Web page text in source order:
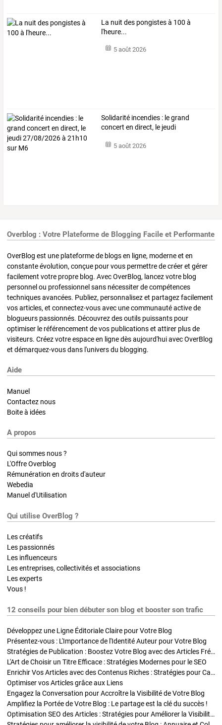
La nuit des pongistes à 100 à
l'heure...
5 août 2026
Solidarité incendies : legrand
concert en direct, le jeudi
5 août 2026
Overblog : Votre Plateforme de Blogging Facile et Performante
OverBlog est une plateforme de blogs en ligne, moderne et en
constante évolution, conçue pour vous permettre de créer et gérer
facilement votre propre blog. Avec OverBlog, lancez votre blog
personnel ou professionnel sans nécessiter de compétences
techniques avancées. Publiez, personnalisez et partagez facilement
vos articles, et connectez-vous avec une communauté active de
blogueurs passionnés. Découvrez des outils puissants pour
optimiser le référencement de vos publications et attirer plus de
visiteurs. Créez votre espace en ligne dès aujourd'hui avec OverBlog
et démarquez-vous dans l'univers du blogging.
Aide
Manuel
Contactez nous
Boite à idées
A propos
Qui sommes nous ?
L'Offre Overblog
Rémunération en droits d'auteur
Webedia
Manuel d'Utilisation
Qui utilise OverBlog ?
Les créatifs
Les passionnés
Les influenceurs
Les entreprises, collectivités et associations
Les experts
Vous !
12 conseils pour bien débuter son blog et booster son trafic
Développez une Ligne Éditoriale Claire pour Votre Blog
Présentez-vous : L'Importance de l'Identité Auteur pour Votre Blog
Stratégies de Publication : Boostez Votre Blog avec des Articles Fréquents et Exclusifs
L'Art de Choisir un Titre Efficace : Stratégies Modernes pour le SEO
Enrichir Vos Articles avec des Contenus Riches : Stratégies pour Captiver et Optimiser
Optimiser vos Articles grâce aux Liens
Engagez la Conversation pour Accroître la Visibilité de Votre Blog
Amplifiez la Portée de Votre Blog : Le partage est la clé du succès !
Optimisation SEO des Articles : Stratégies pour Améliorer la Visibilité de Votre Blog